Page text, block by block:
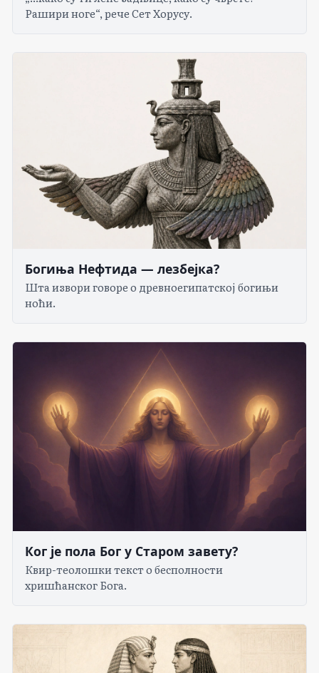
Рашири ноге“, рече Сет Хорусу.
Богиња Нефтида — лезбејка?
Шта извори говоре о древноегипатској богињи
ноћи.
Ког је пола Бог у Старом завету?
Квир-теолошки текст о бесполности
хришћанског Бога.